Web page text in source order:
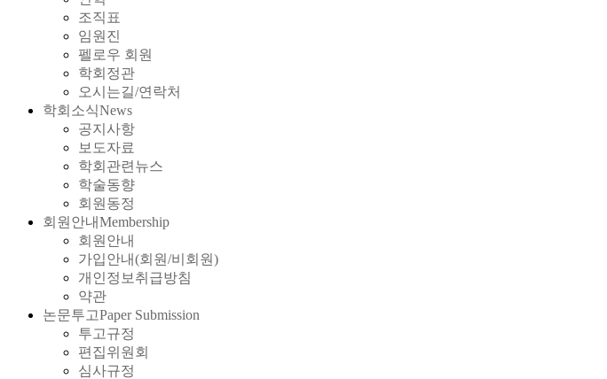
조직표
임원진
펠로우 회원
학회정관
오시는길/연락처
학회소식News
공지사항
보도자료
학회관련뉴스
학술동향
회원동정
회원안내Membership
회원안내
가입안내(회원/비회원)
개인정보취급방침
약관
논문투고Paper Submission
투고규정
편집위원회
심사규정